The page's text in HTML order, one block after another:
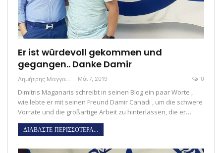
Er ist würdevoll gekommen und
gegangen.. Danke Damir
Δημήτρης Μαγγανάρης Μάι 7, 2019 0
Dimitris Maganaris schreibt in seinen Blog ein paar Worte ,
wie lebte er mit seinen Freund Damir Canadi , um die schwere
Vorräte und die großartige Arbeit zu hinterlassen, die er…
ΔΙΑΒΑΣΤΕ ΠΕΡΙΣΣΟΤΕΡΑ...